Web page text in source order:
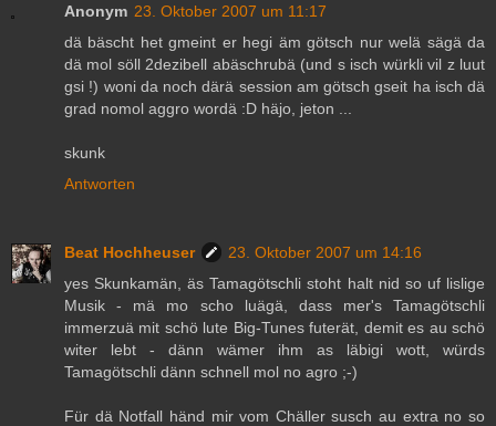
Anonym 23. Oktober 2007 um 11:17
dä bäscht het gmeint er hegi äm götsch nur welä sägä da
dä mol söll 2dezibell abäschrubä (und s isch würkli vil z luut
gsi !) woni da noch därä session am götsch gseit ha isch dä
grad nomol aggro wordä :D häjo, jeton ...
skunk
Antworten
Beat Hochheuser
23. Oktober 2007 um 14:16
yes Skunkamän, äs Tamagötschli stoht halt nid so uf lislige
Musik - mä mo scho luägä, dass mer's Tamagötschli
immerzuä mit schö lute Big-Tunes futerät, demit es au schö
witer lebt - dänn wämer ihm as läbigi wott, würds
Tamagötschli dänn schnell mol no agro ;-)
Für dä Notfall händ mir vom Chäller susch au extra no so